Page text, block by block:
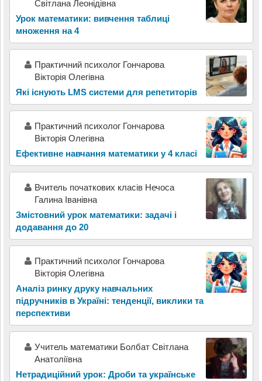
Світлана Леонідівна
Урок математики: вивчення таблиці
множення на 4
Практичний психолог Гончарова
Вікторія Олегівна
Які існують LMS системи для репетиторів
Практичний психолог Гончарова
Вікторія Олегівна
Ефективне навчання математики у 4 класі
Вчитель початкових класів Нечоса
Галина Іванівна
Змістовний урок математики: задачі і
додавання до 20
Практичний психолог Гончарова
Вікторія Олегівна
Аналіз ринку друку навчальних
підручників в Україні: тенденції, виклики та
перспективи
Учитель математики Болбат Світлана
Анатоліївна
Нетрадиційний урок: Дроби та українське